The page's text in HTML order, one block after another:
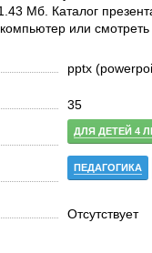
Мб. Каталог
или
pptx
35
ДЛЯ ДЕТЕЙ 4
ПЕДАГОГИКА
Отсутствует